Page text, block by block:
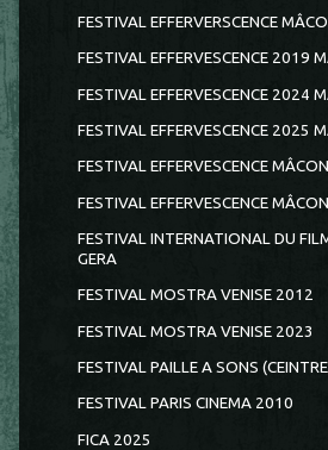
FESTIVAL EFFERVERSCENCE
FESTIVAL EFFERVESCENCE 2019
FESTIVAL EFFERVESCENCE 2024
FESTIVAL EFFERVESCENCE 2025
FESTIVAL EFFERVESCENCE
FESTIVAL EFFERVESCENCE
FESTIVAL INTERNATIONAL DU
GERA
FESTIVAL MOSTRA VENISE 2012
FESTIVAL MOSTRA VENISE 2023
FESTIVAL PAILLE A SONS
FESTIVAL PARIS CINEMA 2010
FICA 2025